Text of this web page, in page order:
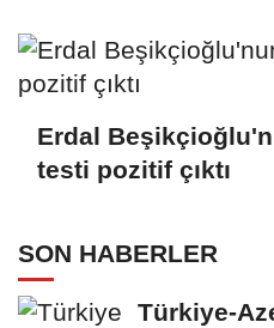
Erdal
testi pozitif çıktı
SON HABERLER
Türkiye-